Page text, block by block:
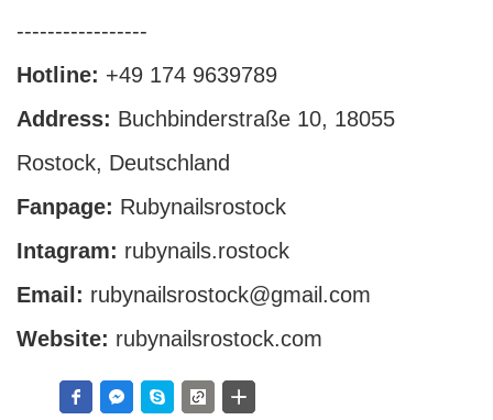
-----------------
Hotline: +49 174 9639789
Address: Buchbinderstraße 10, 18055
Rostock, Deutschland
Fanpage: Rubynailsrostock
Intagram: rubynails.rostock
Email: rubynailsrostock@gmail.com
Website: rubynailsrostock.com